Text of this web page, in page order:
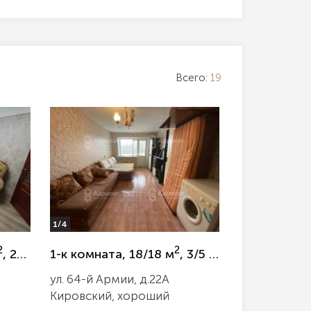
Всего: 19
, 2/4 эт.
1/4
1-к комната, 18/18 м2, 3/5 эт.
ул. 64-й Армии, д.22А
Кировский, хороший